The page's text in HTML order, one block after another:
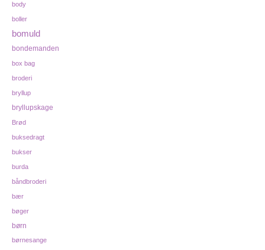
body
boller
bomuld
bondemanden
box bag
broderi
bryllup
bryllupskage
Brød
buksedragt
bukser
burda
båndbroderi
bær
bøger
børn
børnesange